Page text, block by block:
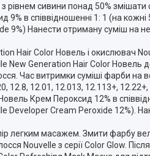
рівнем сивини понад 50%
в співвідношенні 1: 1 (на
Нанести отриману суміш на
Hair Color Новель і окислювач
New Generation Hair Color Новель
Час витримки суміші фарби на
12.8, 12.01, 12.013, 12.113+,
Крем Пероксид 12% в
Cream Peroxide 12%).
легким масажем. Змити фарбу
Nouvelle з серії Color Glow.